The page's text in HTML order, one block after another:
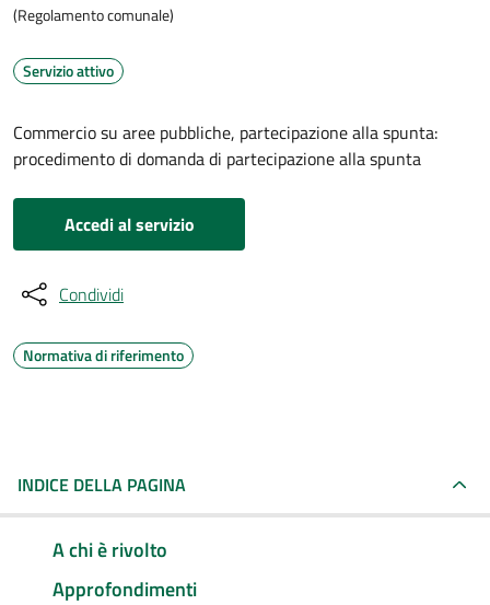
(Regolamento comunale)
Servizio attivo
Commercio su aree pubbliche, partecipazione alla spunta:
procedimento di domanda di partecipazione alla spunta
Accedi al servizio
Condividi
Normativa di riferimento
INDICE DELLA PAGINA
A chi è rivolto
Approfondimenti